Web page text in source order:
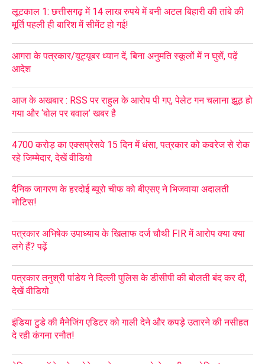
लूटकाल 1: छत्तीसगढ़ में 14 लाख रुपये में बनी अटल बिहारी की तांबे की
मूर्ति पहली ही बारिश में सीमेंट हो गई!
आगरा के पत्रकार/यूट्यूबर ध्यान दें, बिना अनुमति स्कूलों में न घुसें, पढ़ें
आदेश
आज के अखबार : RSS पर राहुल के आरोप पी गए, पेलेट गन चलाना झूठ हो
गया और ‘बोल पर बवाल’ खबर है
4700 करोड़ का एक्सप्रेसवे 15 दिन में धंसा, पत्रकार को कवरेज से रोक
रहे जिम्मेदार, देखें वीडियो
दैनिक जागरण के हरदोई ब्यूरो चीफ को बीएसए ने भिजवाया अदालती
नोटिस!
पत्रकार अभिषेक उपाध्याय के खिलाफ दर्ज चौथी FIR में आरोप क्या क्या
लगे हैं? पढ़ें
पत्रकार तनुश्री पांडेय ने दिल्ली पुलिस के डीसीपी की बोलती बंद कर दी,
देखें वीडियो
इंडिया टुडे की मैनेजिंग एडिटर को गाली देने और कपड़े उतारने की नसीहत
दे रही कंगना रनौत!